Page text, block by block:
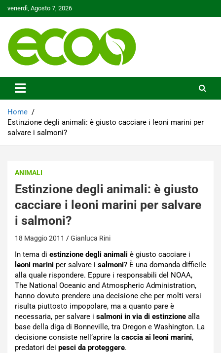
to
venerdì, Agosto 7, 2026
Ecoo.it
Home
Estinzione degli animali: è giusto cacciare i leoni marini per
salvare i salmoni?
ANIMALI
Estinzione degli animali: è giusto
cacciare i leoni marini per salvare
i salmoni?
18 Maggio 2011 Gianluca Rini
In tema di estinzione degli animali è giusto cacciare i
leoni marini per salvare i salmoni? È una domanda difficile
alla quale rispondere. Eppure i responsabili del NOAA,
The National Oceanic and Atmospheric Administration,
hanno dovuto prendere una decisione che per molti versi
risulta piuttosto impopolare, ma a quanto pare è
necessaria, per salvare i salmoni in via di estinzione alla
base della diga di Bonneville, tra Oregon e Washington. La
decisione consiste nell’aprire la caccia ai leoni marini,
predatori dei pesci da proteggere.